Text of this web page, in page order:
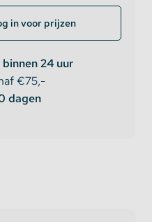
in voor prijzen
binnen 24 uur
€75,-
dagen